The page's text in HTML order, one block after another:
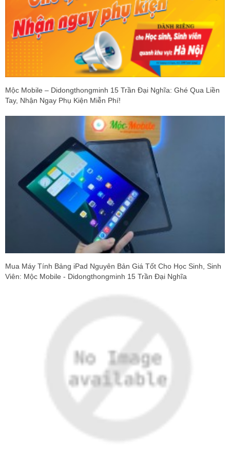
Mộc Mobile – Didongthongminh 15 Trần Đại Nghĩa: Ghé Qua Liền
Tay, Nhận Ngay Phụ Kiện Miễn Phí!
Mua Máy Tính Bảng iPad Nguyên Bản Giá Tốt Cho Học Sinh, Sinh
Viên: Mộc Mobile - Didongthongminh 15 Trần Đại Nghĩa